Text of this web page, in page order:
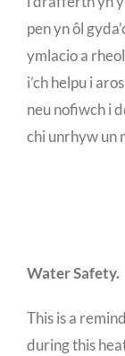
pen yn ôl
ymlacio a
i’ch helpu i
neu nofiwch i
chi unrhyw un
Water Safety.
This is a
during this